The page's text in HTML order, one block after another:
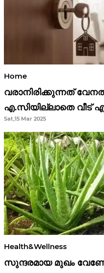
Home
വരാനിരിക്കുന്നത്
എ.സിയില്ലാതെ വീട്
Sat,15 Mar 2025
Health&Wellness
സുന്ദരമായ മുഖം വേണോ